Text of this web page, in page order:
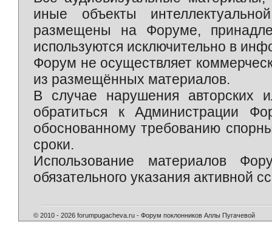
иные объекты
размещены на Форуме,
используются исключительно в
Форум не осуществляет
из размещённых материалов.
В случае нарушения авторских
обратиться к Администрации
обоснованному требованию
сроки.
Использование материалов
обязательного указания активной
© 2010 - 2026 forumpugacheva.ru - Форум поклонников Аллы Пугачевой